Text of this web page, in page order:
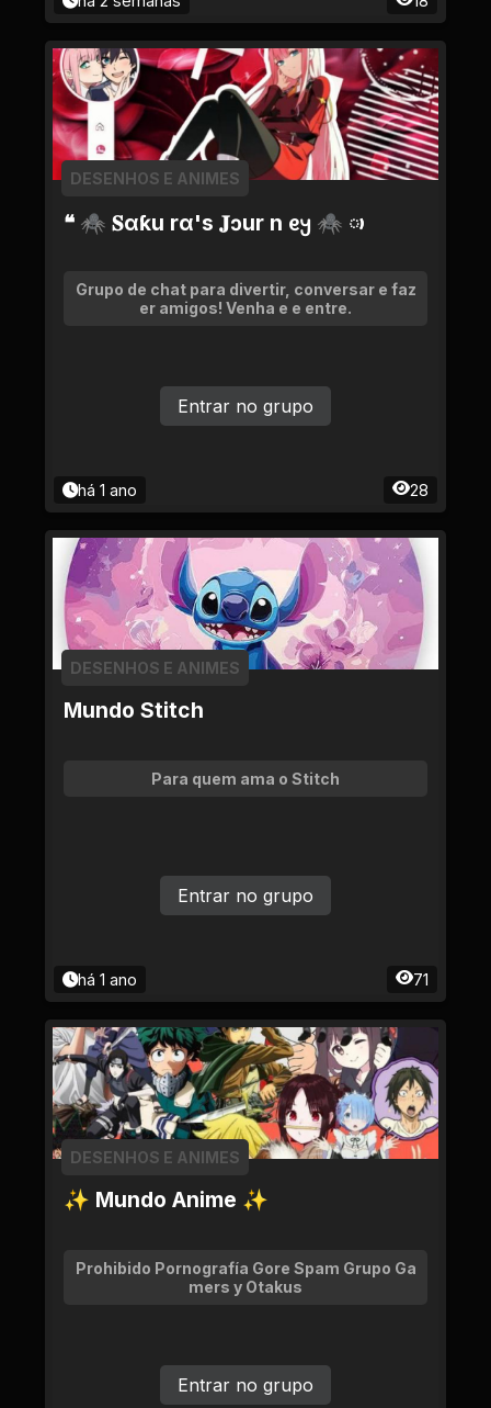
❝ 🕷 𝐒αƙu rα's 𝐉ɔur n ᧉ𐔤 🕷 ᰥᰥ
DESENHOS E ANIMES
Grupo de chat para divertir, conversar e faz
er amigos! Venha e e entre.
há 1 ano 28
Entrar no grupo
Mundo Stitch
DESENHOS E ANIMES
Para quem ama o Stitch
há 1 ano 71
Entrar no grupo
✨ Mundo Anime ✨
DESENHOS E ANIMES
Prohibido Pornografía Gore Spam Grupo Ga
mers y Otakus
Entrar no grupo